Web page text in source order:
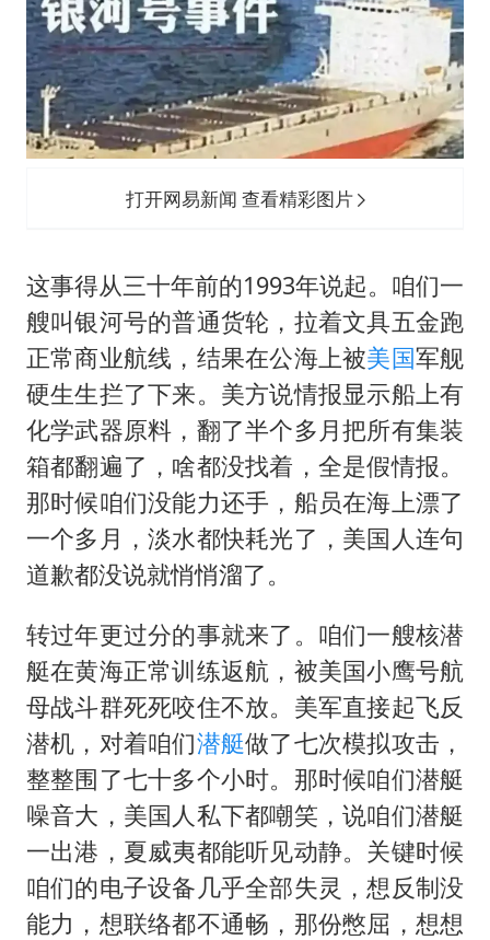
胡彦斌获《歌手2026》歌王
老人离世案亲属质疑记录仪
38岁演员求职万岁山NPC成功
夯实基础开新局
打开网易新闻 查看精彩图片
这事得从三十年前的1993年说起。咱们一
艘叫银河号的普通货轮，拉着文具五金跑
正常商业航线，结果在公海上被美国军舰
硬生生拦了下来。美方说情报显示船上有
化学武器原料，翻了半个多月把所有集装
箱都翻遍了，啥都没找着，全是假情报。
那时候咱们没能力还手，船员在海上漂了
一个多月，淡水都快耗光了，美国人连句
道歉都没说就悄悄溜了。
转过年更过分的事就来了。咱们一艘核潜
艇在黄海正常训练返航，被美国小鹰号航
母战斗群死死咬住不放。美军直接起飞反
潜机，对着咱们潜艇做了七次模拟攻击，
整整围了七十多个小时。那时候咱们潜艇
噪音大，美国人私下都嘲笑，说咱们潜艇
一出港，夏威夷都能听见动静。关键时候
咱们的电子设备几乎全部失灵，想反制没
能力，想联络都不通畅，那份憋屈，想想